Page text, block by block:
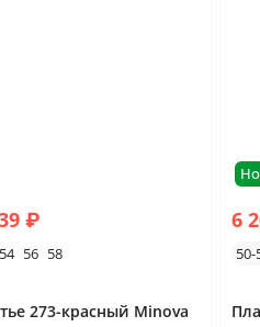
₽
54 56 58
273-красный Minova
6
50-